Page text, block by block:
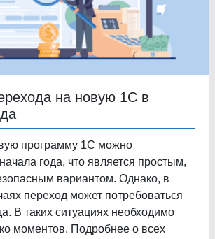
на новую 1С в
программу 1С можно
года, что является простым,
вариантом. Однако, в
переход может потребоваться
В таких ситуациях необходимо
моментов. Подробнее о всех